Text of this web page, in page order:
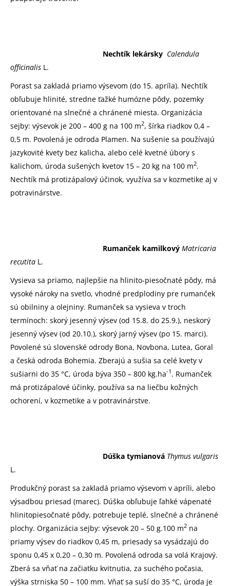
Nechtík lekársky Calendula
officinalis L.
Porast sa zakladá priamo výsevom (do 15. apríla). Nechtík
obľubuje hlinité, stredne ťažké humózne pôdy, pozemky
orientované na slnečné a chránené miesta. Organizácia
sejby: výsevok je 200 – 400 g na 100 m2, šírka riadkov 0,4 –
0,5 m. Povolená je odroda Plamen. Na sušenie sa používajú
jazykovité kvety bez kalicha, alebo celé kvetné úbory s
kalichom, úroda sušených kvetov 15 – 20 kg na 100 m2.
Nechtík má protizápalový účinok, využíva sa v kozmetike aj v
potravinárstve.
Rumanček kamilkový Matricaria
recutita L.
Vysieva sa priamo, najlepšie na hlinito-piesočnaté pôdy, má
vysoké nároky na svetlo, vhodné predplodiny pre rumanček
sú obilniny a olejniny. Rumanček sa vysieva v troch
termínoch: skorý jesenný výsev (od 15.8. do 25.9.), neskorý
jesenný výsev (od 20.10.), skorý jarný výsev (po 15. marci).
Povolené sú slovenské odrody Bona, Novbona, Lutea, Goral
a česká odroda Bohemia. Zberajú a sušia sa celé kvety v
sušiarni do 35 °C, úroda býva 350 – 800 kg.ha-1 . Rumanček
má protizápalové účinky, používa sa na liečbu kožných
ochorení, v kozmetike a v potravinárstve.
Dúška tymianová Thymus vulgaris
L.
Produkčný porast sa zakladá priamo výsevom v apríli, alebo
výsadbou priesad (marec). Dúška obľubuje ľahké vápenaté
hlinitopiesočnaté pôdy, potrebuje teplé, slnečné a chránené
plochy. Organizácia sejby: výsevok 20 – 50 g.100 m2 na
priamy výsev do riadkov 0,45 m, priesady sa vysádzajú do
sponu 0,45 x 0,20 – 0,30 m. Povolená odroda sa volá Krajový.
Zberá sa vňať na začiatku kvitnutia, za suchého počasia,
výška strniska 50 – 100 mm. Vňať sa suší do 35 °C, úroda je